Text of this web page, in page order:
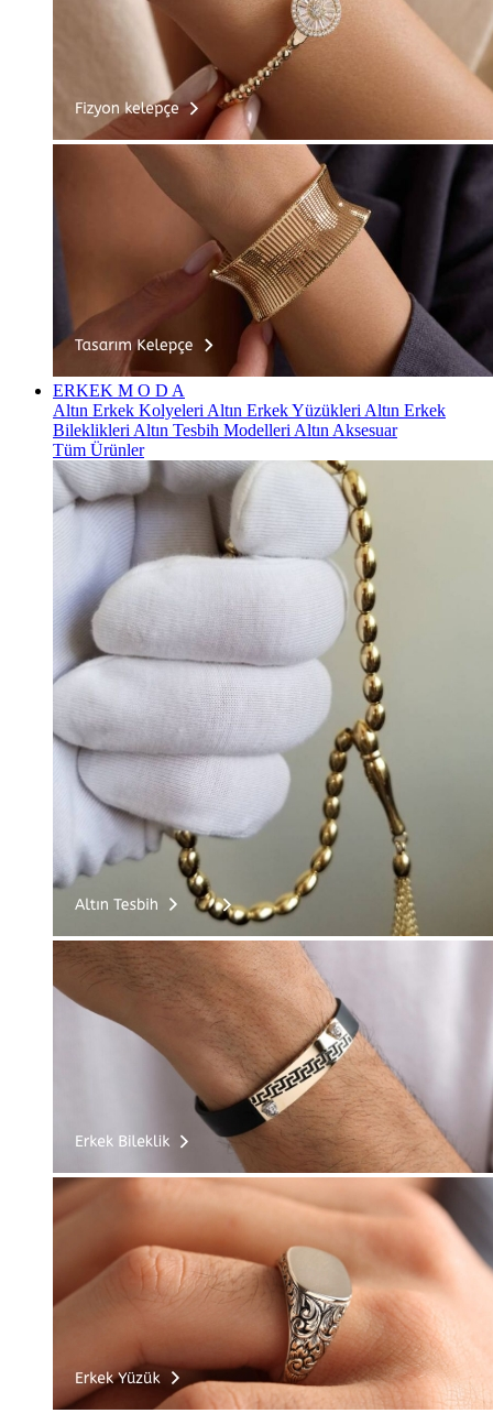
ERKEK M O D A
Altın Erkek Kolyeleri Altın Erkek Yüzükleri Altın Erkek
Bileklikleri Altın Tesbih Modelleri Altın Aksesuar
Tüm Ürünler